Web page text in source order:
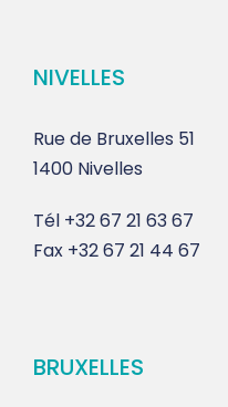
NIVELLES
Rue de Bruxelles 51
1400 Nivelles
Tél +32 67 21 63 67
Fax +32 67 21 44 67
BRUXELLES